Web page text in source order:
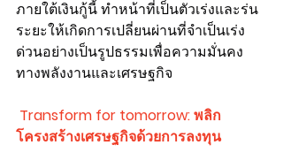
ภายใต้เงินกู้นี้ ทำหน้าที่เป็นตัวเร่งและร่น
ระยะให้เกิดการเปลี่ยนผ่านที่จำเป็นเร่ง
ด่วนอย่างเป็นรูปธรรมเพื่อความมั่นคง
ทางพลังงานและเศรษฐกิจ
Transform for tomorrow: พลิก
โครงสร้างเศรษฐกิจด้วยการลงทุน